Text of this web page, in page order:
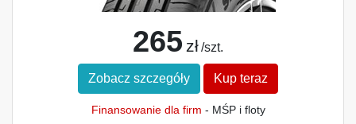
265 zł /szt.
Zobacz szczegóły Kup teraz
Finansowanie dla firm - MŚP i floty